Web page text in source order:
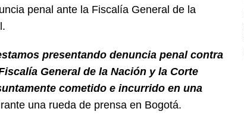
penal ante la Fiscalía General de la
presentando denuncia penal contra
General de la Nación y la Corte
cometido e incurrido en una
una rueda de prensa en Bogotá.